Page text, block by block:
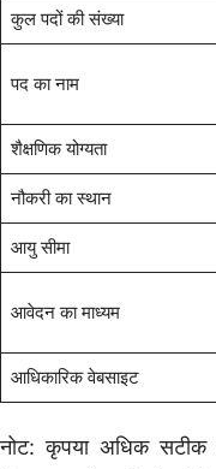
कुल पदों की संख्या
पद का नाम
शैक्षणिक योग्यता
नौकरी का स्थान
आयु सीमा
आवेदन का माध्यम
आधिकारिक वेबसाइट
नोट: कृपया अधिक सटीक